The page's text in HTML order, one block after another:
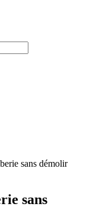
sans démolir
sans